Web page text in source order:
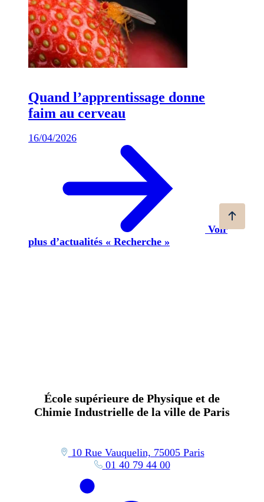
Quand l’apprentissage donne
faim au cerveau
16/04/2026
Voir
plus d’actualités « Recherche »
École supérieure de Physique et de
Chimie Industrielle de la ville de Paris
10 Rue Vauquelin, 75005 Paris
01 40 79 44 00